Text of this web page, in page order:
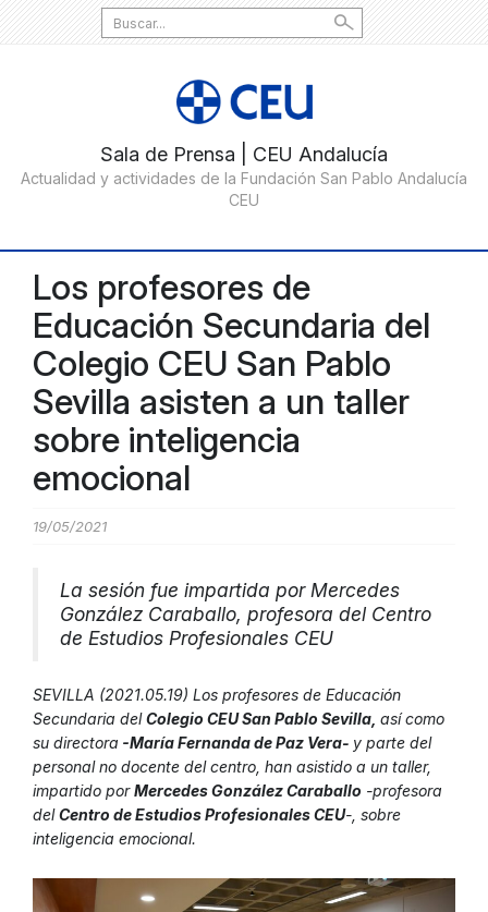
Search
for:
Los profesores de
Educación Secundaria del
Colegio CEU San Pablo
Sevilla asisten a un taller
sobre inteligencia
emocional
19/05/2021
La sesión fue impartida por Mercedes
González Caraballo, profesora del Centro
de Estudios Profesionales CEU
SEVILLA (2021.05.19) Los profesores de Educación
Secundaria delColegio CEU San Pablo Sevilla, así como
su directora -María Fernanda de Paz Vera- y parte del
personal no docente del centro, han asistido a un taller,
impartido porMercedes González Caraballo -profesora
delCentro de Estudios Profesionales CEU-, sobre
inteligencia emocional.